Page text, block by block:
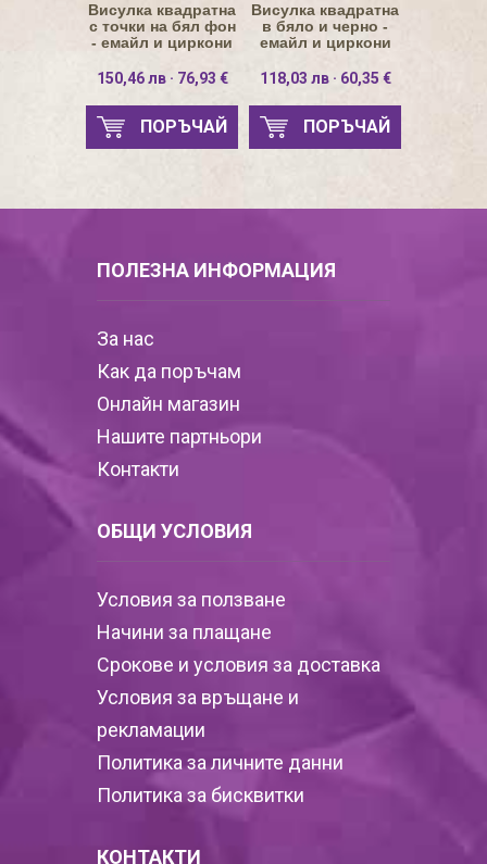
Висулка квадратна
с точки на бял фон
- емайл и циркони
150,46 лв · 76,93 €
ПОРЪЧАЙ
Висулка квадратна
в бяло и черно -
емайл и циркони
118,03 лв · 60,35 €
ПОРЪЧАЙ
ПОЛЕЗНА ИНФОРМАЦИЯ
За нас
Как да поръчам
Онлайн магазин
Нашите партньори
Контакти
ОБЩИ УСЛОВИЯ
Условия за ползване
Начини за плащане
Срокове и условия за доставка
Условия за връщане и
рекламации
Политика за личните данни
Политика за бисквитки
КОНТАКТИ